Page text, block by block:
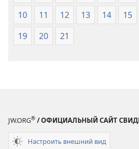
10
11 12 13 14 15
19
20 21
JW.ORG® / ОФИЦИАЛЬНЫЙ САЙТ
Настроить внешний вид